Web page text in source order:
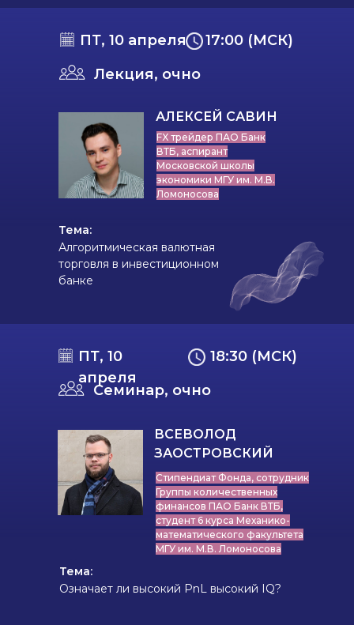
АЛЕКСЕЙ САВИН
ПТ, 10 апреля
Алгоритмическая валютная
торговля в инвестиционном
банке
Тема:
FX трейдер ПАО Банк
ВТБ, аспирант
Московской школы
экономики МГУ им. М.В.
Ломоносова
17:00 (МСК)
Лекция, очно
ВСЕВОЛОД
ЗАОСТРОВСКИЙ
ПТ, 10
апреля
Означает ли высокий PnL высокий IQ?
Тема:
Стипендиат Фонда, сотрудник
Группы количественных
финансов ПАО Банк ВТБ,
студент 6 курса Механико-
математического факультета
МГУ им. М.В. Ломоносова
Семинар, очно
18:30 (МСК)